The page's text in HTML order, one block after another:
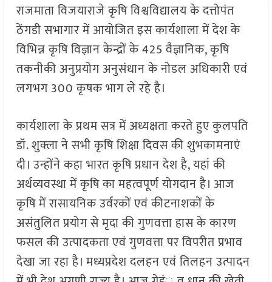
राजमाता विजयाराजे कृषि विश्वविद्यालय के दत्तोपंत
ठेंगडी सभागार में आयोजित इस कार्यशाला में देश के
विभिन्न कृषि विज्ञान केन्द्रों के 425 वैज्ञानिक, कृषि
तकनीकी अनुप्रयोग अनुसंधान के नोडल अधिकारी एवं
लगभग 300 कृषक भाग ले रहे है।
कार्यशाला के प्रथम सत्र में अध्यक्षता करते हुए कुलपति
डॉ. शुक्ला ने सभी कृषि शिक्षा दिवस की शुभकामनाएं
दी। उन्होंने कहा भारत कृषि प्रधान देश है, यहां की
अर्थव्यवस्था में कृषि का महत्वपूर्ण योगदान है। आज
कृषि में रासायनिक उर्वरकों एवं कीटनाशकों के
असंतुलित प्रयोग से मृदा की गुणवत्ता हास के कारण
फसल की उत्पादकता एवं गुणवत्ता पर विपरीत प्रभाव
देखा जा रहा है। मध्यप्रदेश दलहन एवं तिलहन उत्पादन